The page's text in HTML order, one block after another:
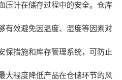
压计在储存过程中的安全。仓库
有效避免因温度、湿度等因素对
保措施和库存管理系统，可防止
大程度降低产品在仓储环节的风